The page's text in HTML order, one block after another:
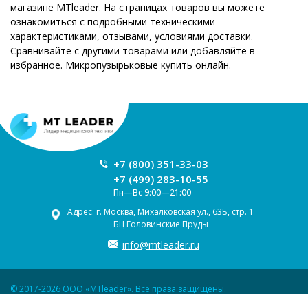
магазине MTleader. На страницах товаров вы можете
ознакомиться с подробными техническими
характеристиками, отзывами, условиями доставки.
Сравнивайте с другими товарами или добавляйте в
избранное. Микропузырьковые купить онлайн.
+7 (800) 351-33-03
+7 (499) 283-10-55
Пн—Вс 9:00—21:00
Адрес: г. Москва, Михалковская ул., 63Б, стр. 1
БЦ Головинские Пруды
info@mtleader.ru
© 2017-2026 ООО «MTleader». Все права защищены.